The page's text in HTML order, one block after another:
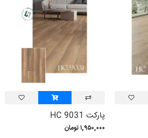
پارکت HC 9031
۱,۹۵۰,۰۰۰ تومان